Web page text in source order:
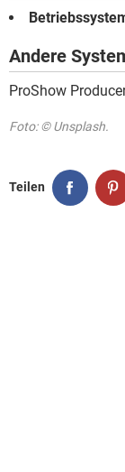
Andere
ProShow
Foto: © Unsplash.
Teilen